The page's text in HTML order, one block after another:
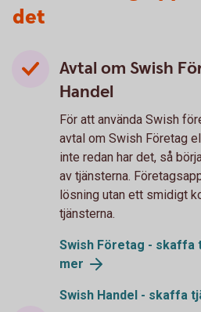
det
Avtal om Swish
Handel
För att använda Swish
avtal om Swish Företag
inte redan har det, så
av tjänsterna.
lösning utan ett smidigt
tjänsterna.
Swish Företag - skaffa
mer
Swish Handel - skaffa